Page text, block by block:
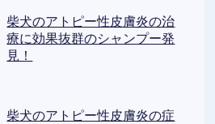
柴犬のアトピー性皮膚炎の治
療に効果抜群のシャンプー発
見！
柴犬のアトピー性皮膚炎の症